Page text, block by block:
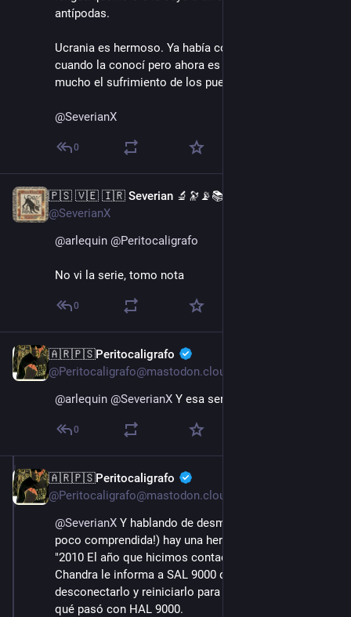
antípodas.
Ucrania es hermoso. Ya había conflicto en Донбас
cuando la conocí pero ahora es mucho peor. Lamento
mucho el sufrimiento de los pueblos hermanos.
@SeverianX
0
🇵🇸 🇻🇪 🇮🇷 Severian 🔬🔭📡📚
@SeverianX
@arlequin @Peritocaligrafo
No vi la serie, tomo nota
0
🇦🇷🇵🇸Peritocaligrafo
@Peritocaligrafo@mastodon.cloud
@arlequin @SeverianX Y esa serie aún me la debo
0
🇦🇷🇵🇸Peritocaligrafo
@Peritocaligrafo@mastodon.cloud
@SeverianX Y hablando de desmadrados (que palabra
poco comprendida!) hay una hermosa escena en
"2010 El año que hicimos contacto" donde el Doctor
Chandra le informa a SAL 9000 que quiere
desconectarlo y reiniciarlo para intentar comprender
qué pasó con HAL 9000.